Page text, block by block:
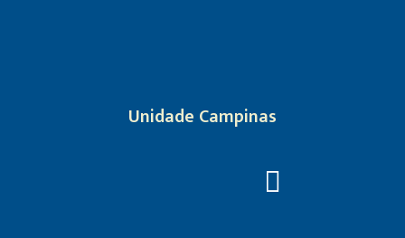
Unidade Campinas